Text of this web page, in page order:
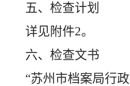
五、检查计划
详见附件2。
六、检查文书
“苏州市档案局行